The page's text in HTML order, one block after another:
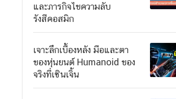
และภารกิจไขความลับ
รังสีคอสมิก
เจาะลึกเบื้องหลัง มือและตา
ของหุ่นยนต์ Humanoid ของ
จริงที่เซินเจิ้น